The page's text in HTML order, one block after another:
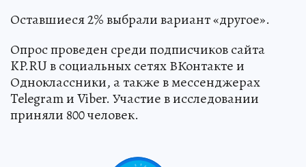
Оставшиеся 2% выбрали вариант «другое».
Опрос проведен среди подписчиков сайта
KP.RU в социальных сетях ВКонтакте и
Одноклассники, а также в мессенджерах
Telegram и Viber. Участие в исследовании
приняли 800 человек.